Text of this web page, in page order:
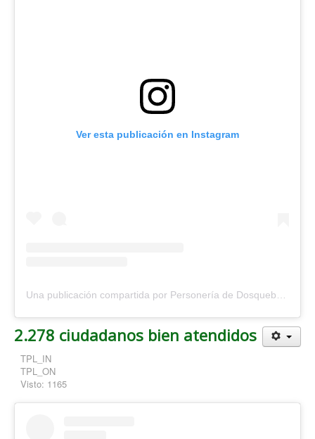
Ver esta publicación en Instagram
Una publicación compartida por Personería de Dosquebradas (@personeriadosquebradas)
2.278 ciudadanos bien atendidos
TPL_IN
TPL_ON
Visto: 1165